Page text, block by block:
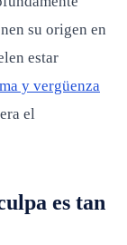
su origen en
estar
y vergüenza
el
es tan